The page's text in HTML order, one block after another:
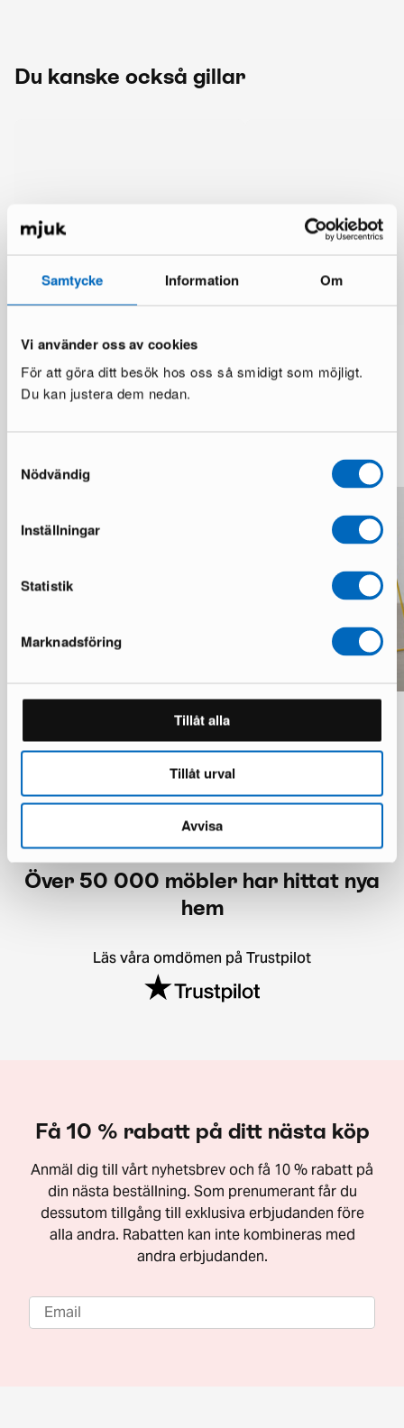
Samtycke Information Om
Vi använder oss av cookies
För att göra ditt besök hos oss så smidigt som möjligt.
Du kan justera dem nedan.
Nödvändig
Inställningar
Statistik
Marknadsföring
Tillåt alla
Tillåt urval
Avvisa
Du kanske också gillar
1 540 kr 1 540 kr
Över 50 000 möbler har hittat nya
hem
Läs våra omdömen på Trustpilot
Få 10 % rabatt på ditt nästa köp
Anmäl dig till vårt nyhetsbrev och få 10 % rabatt på
din nästa beställning. Som prenumerant får du
dessutom tillgång till exklusiva erbjudanden före
alla andra. Rabatten kan inte kombineras med
andra erbjudanden.